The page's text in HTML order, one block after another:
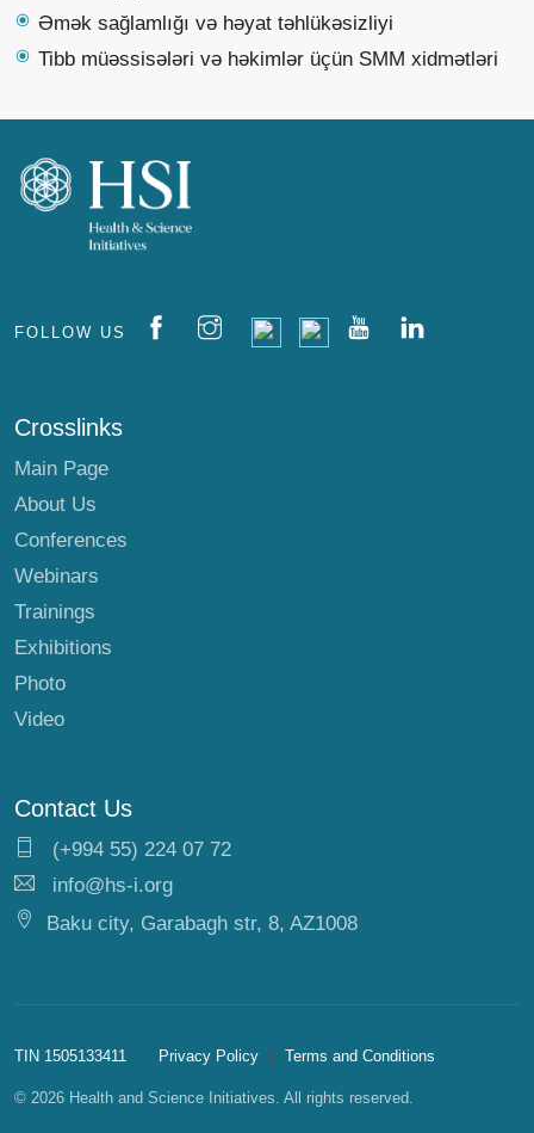
Əmək sağlamlığı və həyat təhlükəsizliyi
Tibb müəssisələri və həkimlər üçün SMM xidmətləri
FOLLOW US
Crosslinks
Main Page
About Us
Conferences
Webinars
Trainings
Exhibitions
Photo
Video
Contact Us
(+994 55) 224 07 72
info@hs-i.org
Baku city, Garabagh str, 8, AZ1008
TIN 1505133411 Privacy Policy Terms and Conditions
© 2026 Health and Science Initiatives. All rights reserved.